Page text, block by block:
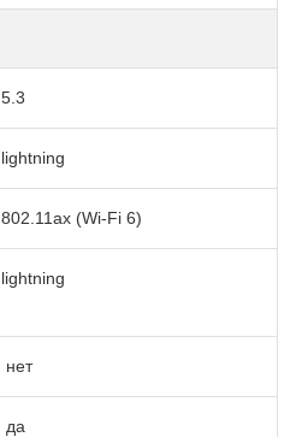
5.3
lightning
802.11ax (Wi-Fi 6)
lightning
нет
да